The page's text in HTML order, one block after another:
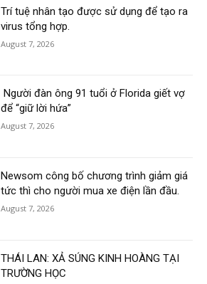
Trí tuệ nhân tạo được sử dụng để tạo ra
virus tổng hợp.
August 7, 2026
Người đàn ông 91 tuổi ở Florida giết vợ
để “giữ lời hứa”
August 7, 2026
Newsom công bố chương trình giảm giá
tức thì cho người mua xe điện lần đầu.
August 7, 2026
THÁI LAN: XẢ SÚNG KINH HOÀNG TẠI
TRƯỜNG HỌC